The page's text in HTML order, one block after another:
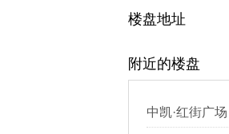
楼盘地址
附近的楼盘
中凯·红街广场